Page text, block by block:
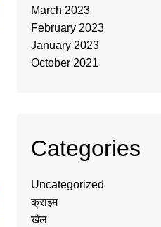
March 2023
February 2023
January 2023
October 2021
Categories
Uncategorized
क्राइम
खेल